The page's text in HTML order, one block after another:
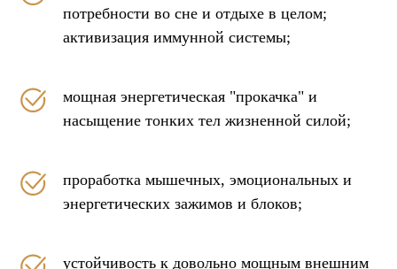
потребности во сне и отдыхе в целом;
активизация иммунной системы;
мощная энергетическая "прокачка" и
насыщение тонких тел жизненной силой;
проработка мышечных, эмоциональных и
энергетических зажимов и блоков;
устойчивость к довольно мощным внешним